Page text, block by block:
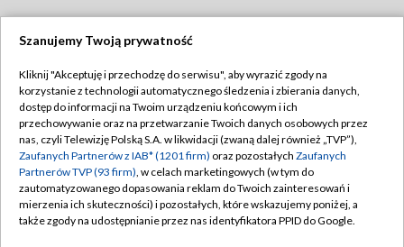
TVP
Abonament TVP
Emisja w TVP
Centrum informacji TVP
Naziemna Telewizja Cyfrowa
Regulamin TVP
Polityka prywatności
Moje zgody
Pomoc
Szanujemy Twoją prywatność
Kliknij "Akceptuję i przechodzę do serwisu", aby wyrazić zgody na
korzystanie z technologii automatycznego śledzenia i zbierania danych,
dostęp do informacji na Twoim urządzeniu końcowym i ich
przechowywanie oraz na przetwarzanie Twoich danych osobowych przez
nas, czyli Telewizję Polską S.A. w likwidacji (zwaną dalej również „TVP”),
Zaufanych Partnerów z IAB* (1201 firm) oraz pozostałych Zaufanych
Partnerów TVP (93 firm), w celach marketingowych (w tym do
zautomatyzowanego dopasowania reklam do Twoich zainteresowań i
mierzenia ich skuteczności) i pozostałych, które wskazujemy poniżej, a
także zgody na udostępnianie przez nas identyfikatora PPID do Google.